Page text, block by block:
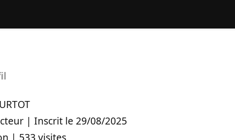
| Inscrit le 29/08/2025
| 533 visites